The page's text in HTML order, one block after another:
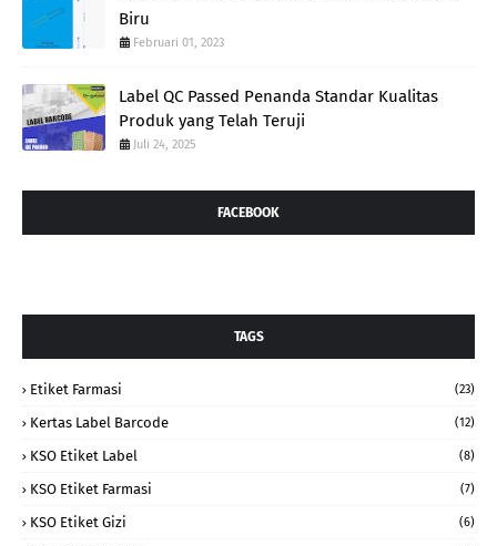
Biru
Februari 01, 2023
Label QC Passed Penanda Standar Kualitas
Produk yang Telah Teruji
Juli 24, 2025
FACEBOOK
TAGS
Etiket Farmasi (23)
Kertas Label Barcode (12)
KSO Etiket Label (8)
KSO Etiket Farmasi (7)
KSO Etiket Gizi (6)